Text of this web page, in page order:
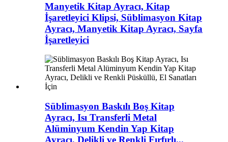
Manyetik Kitap Ayracı, Kitap
İşaretleyici Klipsi, Süblimasyon Kitap
Ayracı, Manyetik Kitap Ayracı, Sayfa
İşaretleyici
Süblimasyon Baskılı Boş Kitap
Ayracı, Isı Transferli Metal
Alüminyum Kendin Yap Kitap
Ayracı, Delikli ve Renkli Fırfırlı...